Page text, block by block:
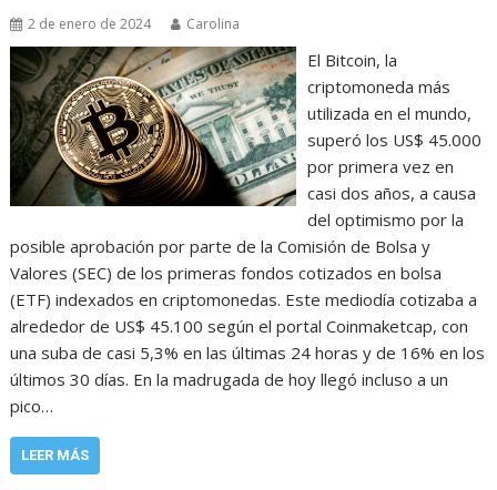
2 de enero de 2024 Carolina
El Bitcoin, la
criptomoneda más
utilizada en el mundo,
superó los US$ 45.000
por primera vez en
casi dos años, a causa
del optimismo por la
posible aprobación por parte de la Comisión de Bolsa y
Valores (SEC) de los primeras fondos cotizados en bolsa
(ETF) indexados en criptomonedas. Este mediodía cotizaba a
alrededor de US$ 45.100 según el portal Coinmaketcap, con
una suba de casi 5,3% en las últimas 24 horas y de 16% en los
últimos 30 días. En la madrugada de hoy llegó incluso a un
pico…
LEER MÁS